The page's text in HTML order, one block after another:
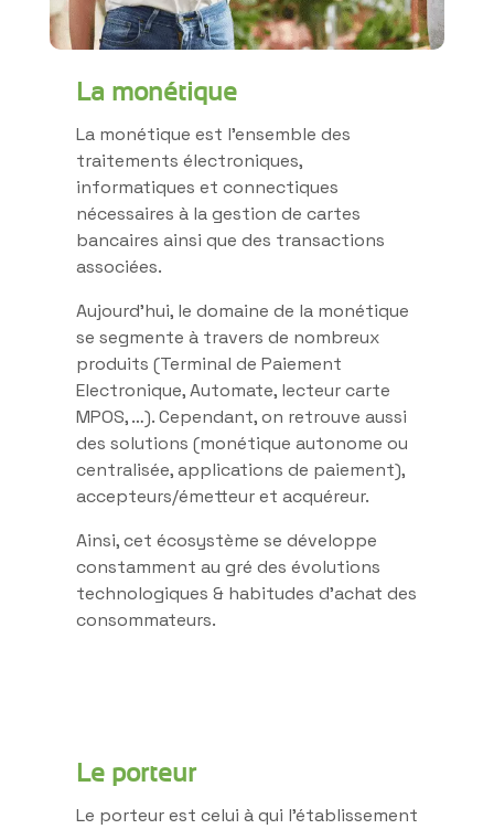
La monétique
La monétique est l’ensemble des
traitements électroniques,
informatiques et connectiques
nécessaires à la gestion de cartes
bancaires ainsi que des transactions
associées.
Aujourd’hui, le domaine de la monétique
se segmente à travers de nombreux
produits (Terminal de Paiement
Electronique, Automate, lecteur carte
MPOS, …). Cependant, on retrouve aussi
des solutions (monétique autonome ou
centralisée, applications de paiement),
accepteurs/émetteur et acquéreur.
Ainsi, cet écosystème se développe
constamment au gré des évolutions
technologiques & habitudes d’achat des
consommateurs.
Le porteur
Le porteur est celui à qui l’établissement